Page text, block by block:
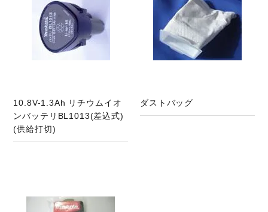
10.8V-1.3Ah リチウムイオ
ンバッテリBL1013(差込式)
(供給打切)
ダストバッグ